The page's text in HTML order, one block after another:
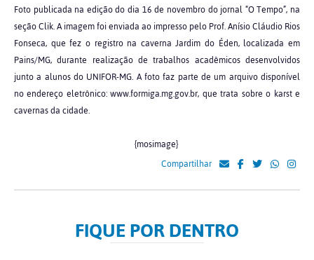
Foto publicada na edição do dia 16 de novembro do jornal “O Tempo”, na
seção Clik. A imagem foi enviada ao impresso pelo Prof. Anísio Cláudio Rios
Fonseca, que fez o registro na caverna Jardim do Éden, localizada em
Pains/MG, durante realização de trabalhos acadêmicos desenvolvidos
junto a alunos do UNIFOR-MG. A foto faz parte de um arquivo disponível
no endereço eletrônico: www.formiga.mg.gov.br, que trata sobre o karst e
cavernas da cidade.
{mosimage}
Compartilhar
FIQUE POR DENTRO